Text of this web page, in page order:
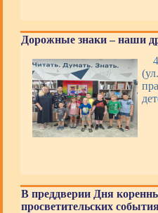
Дорожные знаки – наши
В преддверии Дня
просветительских